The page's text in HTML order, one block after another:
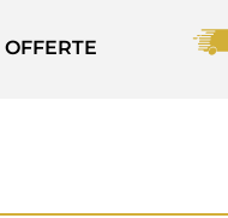
OFFERTE